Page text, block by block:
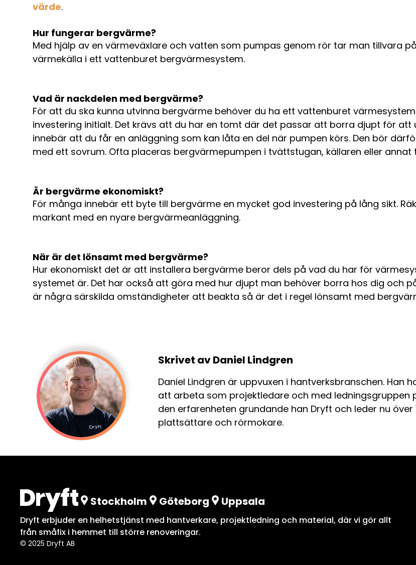
värde.
Hur fungerar bergvärme?
Med hjälp av en värmeväxlare och vatten som pumpas genom rör tar man tillvara
värmekälla i ett vattenburet bergvärmesystem.
Vad är nackdelen med bergvärme?
För att du ska kunna utvinna bergvärme behöver du ha ett vattenburet
investering initialt. Det krävs att du har en tomt där det passar att borra djupt för
innebär att du får en anläggning som kan låta en del när pumpen körs. Den bör
med ett sovrum. Ofta placeras bergvärmepumpen i tvättstugan, källaren eller annat
Är bergvärme ekonomiskt?
För många innebär ett byte till bergvärme en mycket god investering på lång sikt.
markant med en nyare bergvärmeanläggning.
När är det lönsamt med bergvärme?
Hur ekonomiskt det är att installera bergvärme beror dels på vad du har för
systemet är. Det har också att göra med hur djupt man behöver borra hos dig och
är några särskilda omständigheter att beakta så är det i regel lönsamt med
Skrivet av Daniel Lindgren
Daniel Lindgren är uppvuxen i hantverksbranschen.
att arbeta som projektledare och med ledningsgruppen
den erfarenheten grundande han Dryft och leder nu över
plattsättare och rörmokare.
Stockholm Göteborg Uppsala
Dryft erbjuder en helhetstjänst med hantverkare, projektledning och material, där vi gör allt
från småfix i hemmet till större renoveringar.
© 2025 Dryft AB